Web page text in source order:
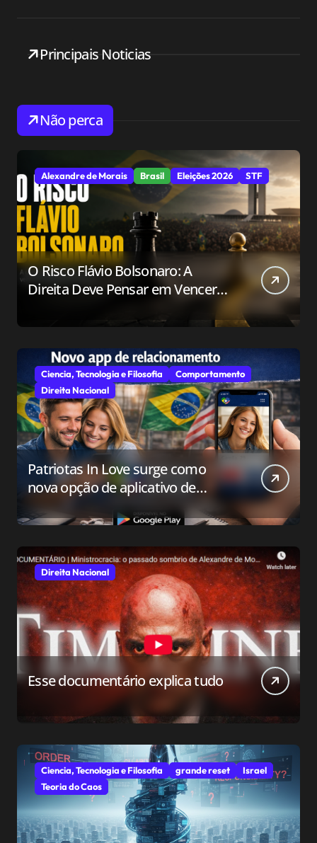
Principais Noticias
Não perca
Alexandre de Morais Brasil Eleições 2026 STF
O Risco Flávio Bolsonaro: A
Direita Deve Pensar em Vencer
Ciencia, Tecnologia e Filosofia
Comportamento
Direita Nacional
Patriotas In Love surge como
nova opção de aplicativo de
relacionamento para o público
conservador
Direita Nacional
Esse documentário explica tudo
Ciencia, Tecnologia e Filosofia grande reset
Israel
Teoria do Caos